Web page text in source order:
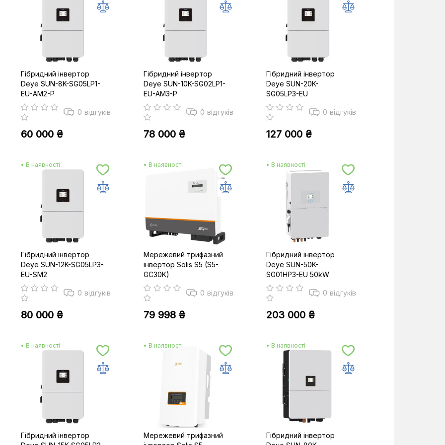
Гібридний інвертор
Deye SUN-8K-SG05LP1-
EU-AM2-P
0 відгуків
60 000 ₴
Гібридний інвертор
Deye SUN-10K-SG02LP1-
EU-AM3-P
0 відгуків
78 000 ₴
Гібридний інвертор
Deye SUN-20K-
SG05LP3-EU
0 відгуків
127 000 ₴
• В наявності
Гібридний інвертор
Deye SUN-12K-SG05LP3-
EU-SM2
0 відгуків
80 000 ₴
• В наявності
Мережевий трифазний
інвертор Solis S5 (S5-
GC30K)
0 відгуків
79 998 ₴
• В наявності
Гібридний інвертор
Deye SUN-50K-
SG01HP3-EU 50kW
0 відгуків
203 000 ₴
• В наявності
Гібридний інвертор
• В наявності
Мережевий трифазний
• В наявності
Гібридний інвертор